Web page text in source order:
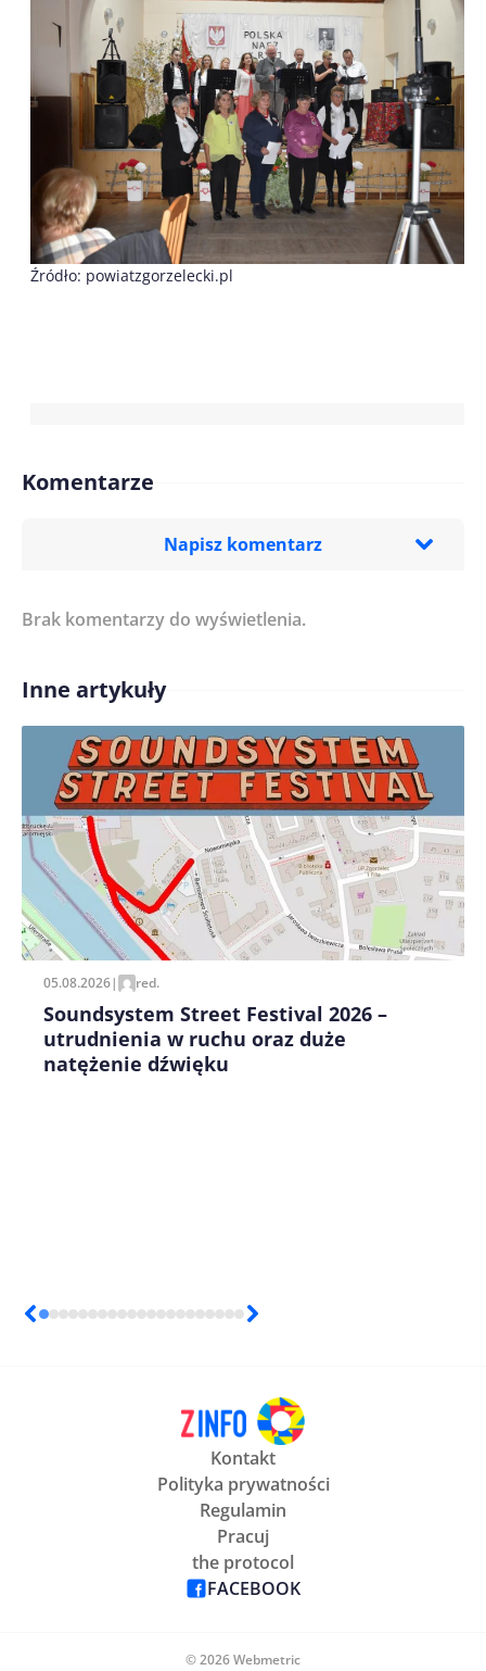
Źródło: powiatzgorzelecki.pl
Komentarze
Napisz komentarz
Treść komentarza*
Imię/ Nick*
Zapamiętaj moje dane w tej przeglądarce podczas
pisania kolejnych komentarzy.
Brak komentarzy do wyświetlenia.
Inne artykuły
05.08.2026| red.
Soundsystem Street Festival 2026 –
utrudnienia w ruchu oraz duże
natężenie dźwięku
Kontakt
Polityka prywatności
Regulamin
Pracuj
the protocol
FACEBOOK
© 2026 Webmetric